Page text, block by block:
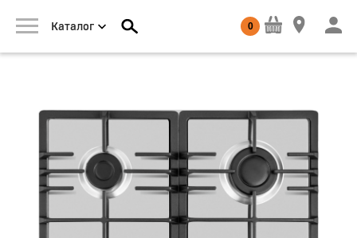
Каталог 0